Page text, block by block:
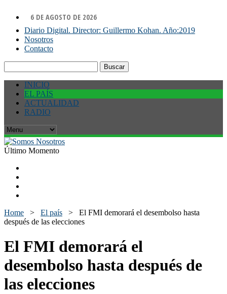
6 DE AGOSTO DE 2026
Diario Digital. Director: Guillermo Kohan. Año:2019
Nosotros
Contacto
INICIO
EL PAÍS
ACTUALIDAD
RADIO
Último Momento
Home > El país > El FMI demorará el desembolso hasta
después de las elecciones
El FMI demorará el
desembolso hasta después de
las elecciones